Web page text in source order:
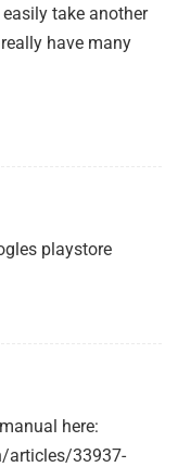
take another
have many
playstore
here:
articles/33937-